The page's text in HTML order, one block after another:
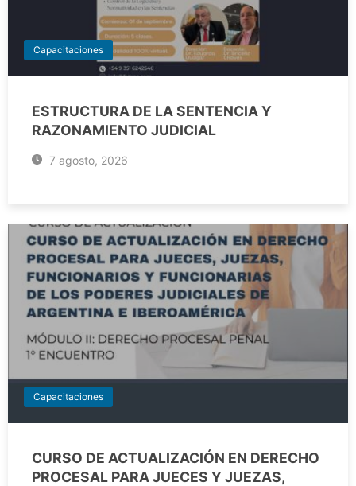
Capacitaciones
ESTRUCTURA DE LA SENTENCIA Y
RAZONAMIENTO JUDICIAL
7 agosto, 2026
Capacitaciones
CURSO DE ACTUALIZACIÓN EN DERECHO
PROCESAL PARA JUECES Y JUEZAS,